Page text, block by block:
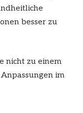
besser zu
nicht zu einem
im